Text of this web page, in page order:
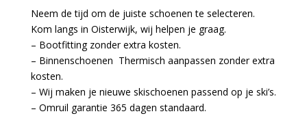
Neem de tijd om de juiste schoenen te selecteren.
Kom langs in Oisterwijk, wij helpen je graag.
– Bootfitting zonder extra kosten.
– Binnenschoenen Thermisch aanpassen zonder extra
kosten.
– Wij maken je nieuwe skischoenen passend op je ski’s.
– Omruil garantie 365 dagen standaard.